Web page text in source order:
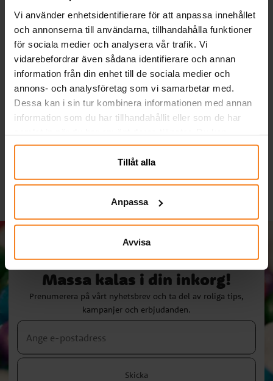
Vi använder enhetsidentifierare för att anpassa innehållet
och annonserna till användarna, tillhandahålla funktioner
för sociala medier och analysera vår trafik. Vi
vidarebefordrar även sådana identifierare och annan
information från din enhet till de sociala medier och
annons- och analysföretag som vi samarbetar med.
Dessa kan i sin tur kombinera informationen med annan
information som du har tillhandahållit eller som de har
närsomhelst ändra ditt samtycke.
Tillåt alla
Anpassa
Avvisa
Tatueringar - Bluey 12-
pack
Enhörning - Tatueringar
6-pack
Massa kalas i din inkorg!
Prenumerera på vårt nyhetsbrev och ta del av roliga tips,
kampanjer och erbjudanden.
Skicka